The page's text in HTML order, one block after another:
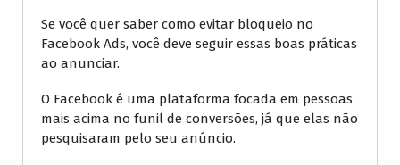
Se você quer saber como evitar bloqueio no
Facebook Ads, você deve seguir essas boas práticas
ao anunciar.
O Facebook é uma plataforma focada em pessoas
mais acima no funil de conversões, já que elas não
pesquisaram pelo seu anúncio.